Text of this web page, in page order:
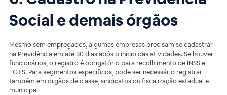
Social e demais órgãos
Mesmo sem empregados, algumas empresas precisam se cadastrar
na Previdência em até 30 dias após o início das atividades. Se houver
funcionários, o registro é obrigatório para recolhimento de INSS e
FGTS. Para segmentos específicos, pode ser necessário registrar
também em órgãos de classe, sindicatos ou fiscalização estadual e
municipal.